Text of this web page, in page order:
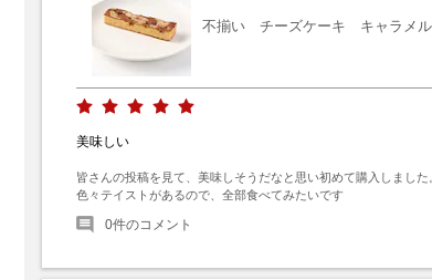
不揃い チーズケーキ キャラメル
美味しい
皆さんの投稿を見て、美味しそうだなと思い初めて購入しました
色々テイストがあるので、全部食べてみたいです
0件のコメント